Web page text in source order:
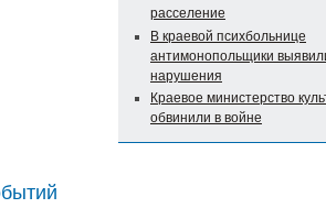
расселение
В краевой психбольнице
антимонопольщики
нарушения
Краевое министерство
обвинили в войне